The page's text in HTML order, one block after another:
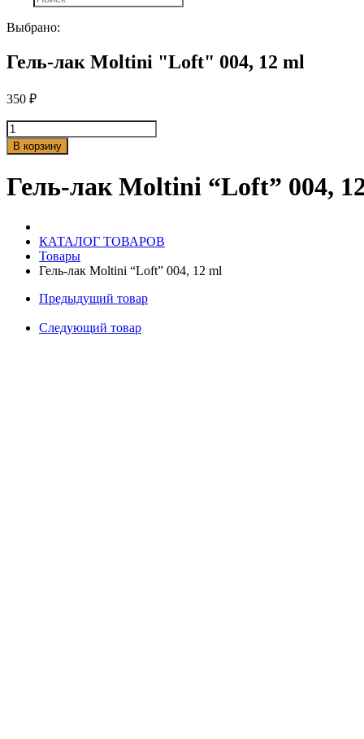
Выбрано:
Гель-лак Moltini "Loft" 004, 12 ml
350 ₽
Количество
товара
Гель-
Moltini
"Loft"
В корзину
Гель-лак Moltini “Loft” 004,
КАТАЛОГ ТОВАРОВ
Товары
Гель-лак Moltini “Loft” 004, 12 ml
Предыдущий товар
Следующий товар